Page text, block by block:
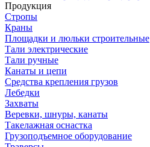
Продукция
Стропы
Краны
Площадки и люльки строительные
Тали электрические
Тали ручные
Канаты и цепи
Средства крепления грузов
Лебедки
Захваты
Веревки, шнуры, канаты
Такелажная оснастка
Грузоподъемное оборудование